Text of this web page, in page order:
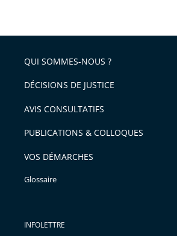
QUI SOMMES-NOUS ?
DÉCISIONS DE JUSTICE
AVIS CONSULTATIFS
PUBLICATIONS & COLLOQUES
VOS DÉMARCHES
Glossaire
INFOLETTRE